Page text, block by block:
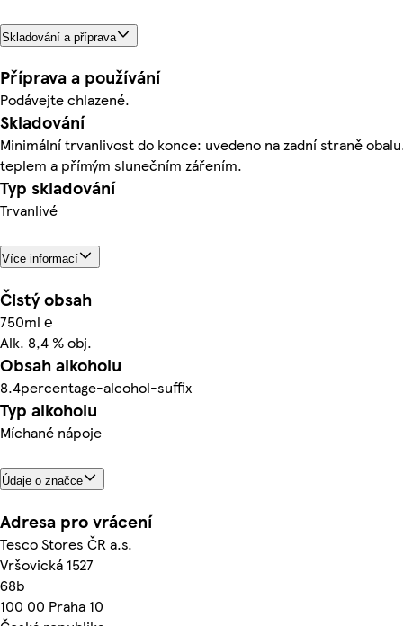
Skladování a příprava
Příprava a používání
Podávejte chlazené.
Skladování
Minimální trvanlivost do konce: uvedeno na zadní straně
teplem a přímým slunečním zářením.
Typ skladování
Trvanlivé
Více informací
Čistý obsah
750ml ℮
Alk. 8,4 % obj.
Obsah alkoholu
8.4percentage-alcohol-suffix
Typ alkoholu
Míchané nápoje
Údaje o značce
Adresa pro vrácení
Tesco Stores ČR a.s.
Vršovická 1527
68b
100 00 Praha 10